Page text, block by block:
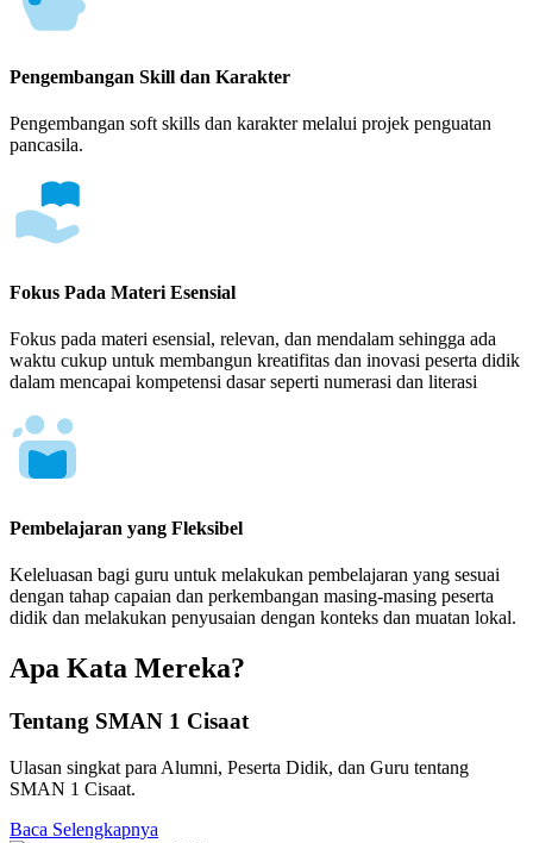
Pengembangan Skill dan Karakter
Pengembangan soft skills dan karakter melalui projek penguatan
pancasila.
Fokus Pada Materi Esensial
Fokus pada materi esensial, relevan, dan mendalam sehingga ada
waktu cukup untuk membangun kreatifitas dan inovasi peserta didik
dalam mencapai kompetensi dasar seperti numerasi dan literasi
Pembelajaran yang Fleksibel
Keleluasan bagi guru untuk melakukan pembelajaran yang sesuai
dengan tahap capaian dan perkembangan masing-masing peserta
didik dan melakukan penyusaian dengan konteks dan muatan lokal.
Apa Kata Mereka?
Tentang SMAN 1 Cisaat
Ulasan singkat para Alumni, Peserta Didik, dan Guru tentang
SMAN 1 Cisaat.
Baca Selengkapnya